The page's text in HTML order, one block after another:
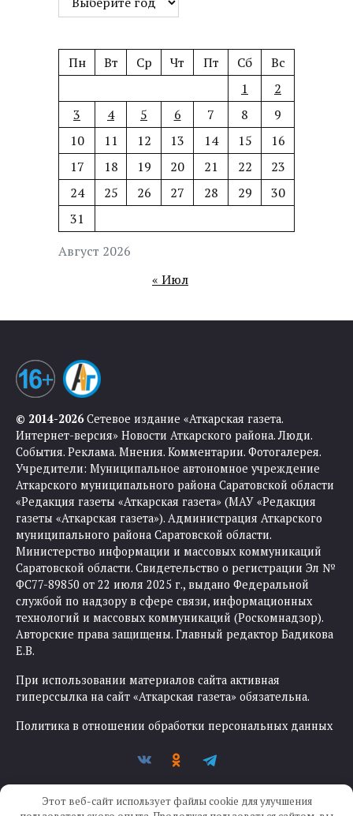
Август 2026
Пн Вт Ср Чт Пт Сб
Вс
1
2
3
4 5 6 7 8
9
10
11 12 13 14 15
16
17
18 19 20 21 22
23
24
25 26 27 28 29
30
31
« Июл
© 2014-2026Сетевое издание «Аткарская газета.
Интернет-версия» Новости Аткарского района. Люди.
События. Реклама. Мнения. Комментарии. Фотогалерея.
Учредители: Муниципальное автономное учреждение
Аткарского муниципального района Саратовской области
«Редакция газеты «Аткарская газета» (МАУ «Редакция
газеты «Аткарская газета»). Администрация Аткарского
муниципального района Саратовской области.
Министерство информации и массовых коммуникаций
Саратовской области. Свидетельство о регистрации Эл №
ФС77-89850 от 22 июля 2025 г., выдано Федеральной
службой по надзору в сфере связи, информационных
технологий и массовых коммуникаций (Роскомнадзор).
Авторские права защищены. Главный редактор Бадикова
Е.В.
При использовании материалов сайта активная
гиперссылка на сайт «Аткарская газета» обязательна.
Политика в отношении обработки персональных данных
Этот веб-сайт использует файлы cookie для улучшения